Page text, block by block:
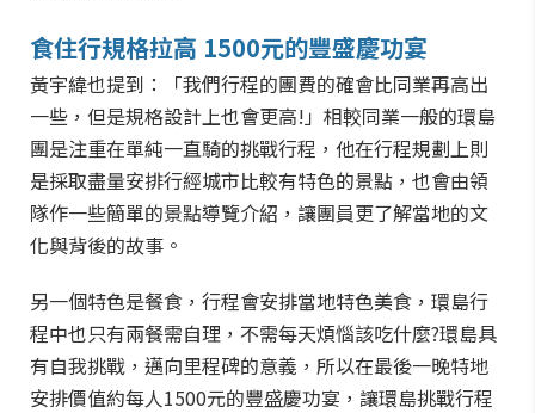
食住行規格拉高 1500元的豐盛慶功宴
黃宇緯也提到：「我們行程的團費的確會比同業再高出
一些，但是規格設計上也會更高!」相較同業一般的環島
團是注重在單純一直騎的挑戰行程，他在行程規劃上則
是採取盡量安排行經城市比較有特色的景點，也會由領
隊作一些簡單的景點導覽介紹，讓團員更了解當地的文
化與背後的故事。
另一個特色是餐食，行程會安排當地特色美食，環島行
程中也只有兩餐需自理，不需每天煩惱該吃什麼?環島具
有自我挑戰，邁向里程碑的意義，所以在最後一晚特地
安排價值約每人1500元的豐盛慶功宴，讓環島挑戰行程